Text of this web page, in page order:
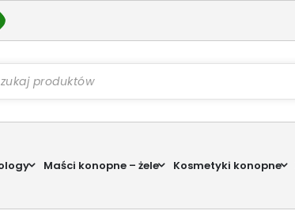
Maści konopne – żele Kosmetyki konopne